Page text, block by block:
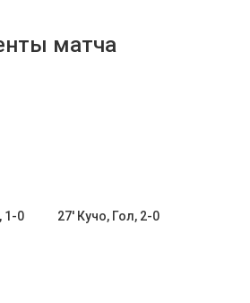
матча
1-0 27' Кучо, Гол, 2-0